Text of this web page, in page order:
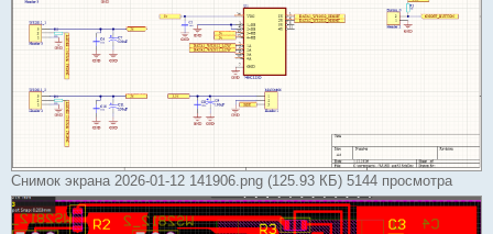
Снимок экрана 2026-01-12 141906.png (125.93 КБ) 5144 просмотра